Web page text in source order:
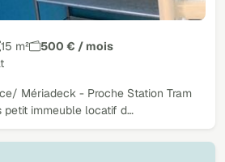
15 m²
500 € / mois
Mériadeck - Proche Station Tram
petit immeuble locatif d…